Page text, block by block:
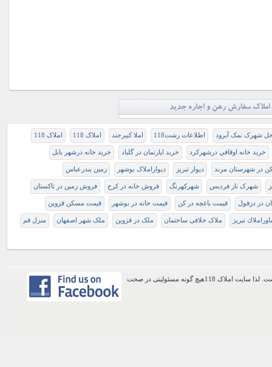
املاک سفارش رهن و اجاره جدید
شهرک نمک آبرود اطلاعات رشت118 املا کبیرجند املاک 118 املاک 118
خريد خانه اوقافي درشهرکرد خرید اپارتمان در گلباد خرید خانه درشهر بابل
در شهرستان مرند دیوار تبریز دیواراملاک بوشهر زمین بندرعباس
شهرک ناز فردیس شهرکهرنگ فروش خانه در کرج فروش زمین در تاکستان
در دزفول قیمت باغچه در کن قیمت خانه در بوشهر قیمت مسکن قزوین
تبريز ملاک خلافی ساختمان ملک در قزوین ملک شهر اصفهان منزل قم
اطلاعات موجود در این وب سایت از طریق کاربران عمومی سایت ثبت شده است. لذا سایت املاک 118هیچ گونه مسئولیتی در صحت